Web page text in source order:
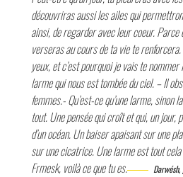
découvriras aussi les ailes qui
ainsi, de regarder avec leur coeur. Parce
verseras au cours de ta vie te
yeux, et c’est pourquoi je vais te
larme qui nous est tombée du ciel. – Il
femmes.- Qu’est-ce qu’une larme,
tout. Une pensée qui croît et qui, un jour,
d’un océan. Un baiser apaisant sur une
sur une cicatrice. Une larme est tout
Frmesk, voilà ce que tu es.